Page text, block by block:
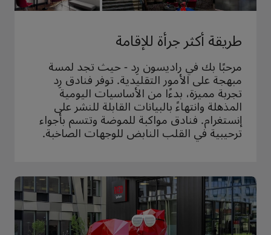
طريقة أكثر جرأة للإقامة
مرحبًا بك في راديسون رِد - حيث تجد لمسة
مبهجة على الأمور التقليدية. توفر فنادق رِد
تجربة مميزة، بدءًا من الأساسيات اليومية
المذهلة وانتهاءً بالبيانات القابلة للنشر على
إنستغرام. فنادق مواكبة للموضة وتتسم بأجواء
ترحيبية في القلب النابض للوجهات الصاخبة.